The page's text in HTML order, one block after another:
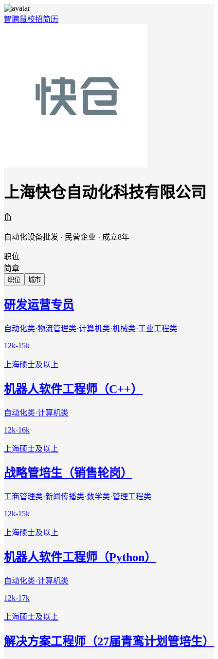
智聘鼠校招简历
上海快仓自动化科技有限公司
自动化设备批发 · 民营企业 · 成立8年
职位
简章
职位 城市
研发运营专员
自动化类·物流管理类·计算机类·机械类·工业工程类
12k-15k
上海硕士及以上
机器人软件工程师（C++）
自动化类·计算机类
12k-16k
上海硕士及以上
战略管培生（销售轮岗）
工商管理类·新闻传播类·数学类·管理工程类
12k-15k
上海硕士及以上
机器人软件工程师（Python）
自动化类·计算机类
12k-17k
上海硕士及以上
解决方案工程师（27届青鸾计划管培生）